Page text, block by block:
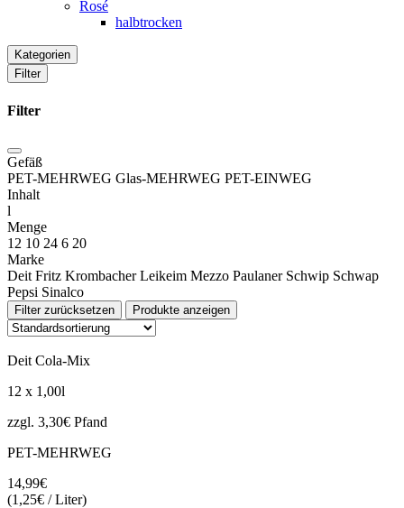
Rosé
halbtrocken
Kategorien
Filter
Filter
Gefäß
PET-MEHRWEG Glas-MEHRWEG PET-EINWEG
Inhalt
l
Menge
12 10 24 6 20
Marke
Deit Fritz KrombacherLeikeim Mezzo Paulaner Schwip Schwap
Pepsi Sinalco
Filter zurücksetzen Produkte anzeigen
Deit Cola-Mix
12 x 1,00l
zzgl. 3,30€ Pfand
PET-MEHRWEG
14,99€
(1,25€ / Liter)